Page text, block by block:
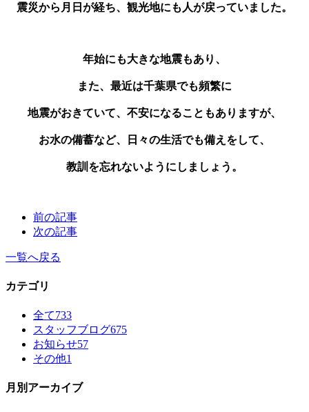
震災から月日が経ち、観光地にも人が戻っていました。
年始にも大きな地震もあり、
また、最近は千葉県でも頻繁に
地震がおきていて、不安になることもありますが、
お水の備蓄など、日々の生活でも備えをして、
教訓を忘れないようにしましょう。
前の記事
次の記事
一覧へ戻る
カテゴリ
全て733
スタッフブログ675
お知らせ57
その他1
月別アーカイブ